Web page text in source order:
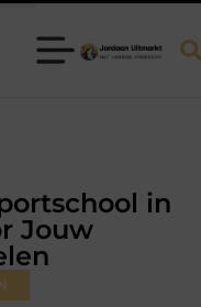
hulp bij pijn en
in
Jouw